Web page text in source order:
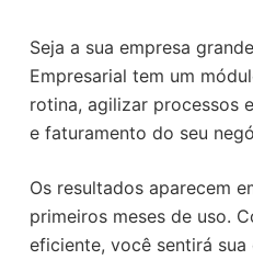
Seja a sua empresa
Empresarial tem um
rotina, agilizar processos
e faturamento do seu
Os resultados aparecem
primeiros meses de uso.
eficiente, você sentirá